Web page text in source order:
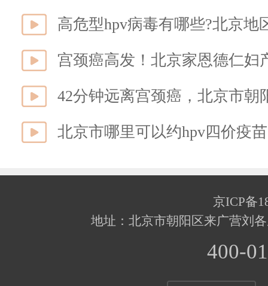
高危型hpv病毒有哪些?北京
宫颈癌高发！北京家恩德仁妇
42分钟远离宫颈癌，北京市朝
北京市哪里可以约hpv四价疫
京ICP备
地址：北京市朝阳区来广营刘
400-